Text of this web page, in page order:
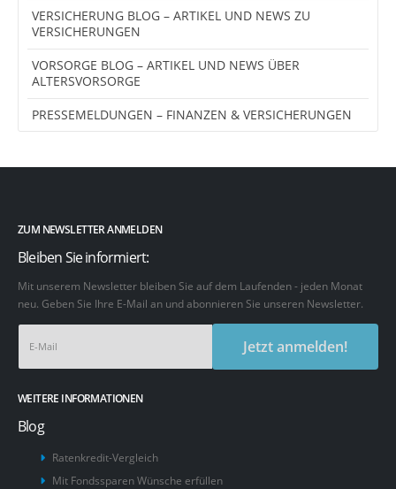
VERSICHERUNG BLOG – ARTIKEL UND NEWS ZU
VERSICHERUNGEN
VORSORGE BLOG – ARTIKEL UND NEWS ÜBER
ALTERSVORSORGE
PRESSEMELDUNGEN – FINANZEN & VERSICHERUNGEN
ZUM NEWSLETTER ANMELDEN
Bleiben Sie informiert:
Mit unserem Newsletter bleiben Sie auf dem Laufenden - jeden Monat
neu. Geben Sie Ihre E-Mail an und abonnieren Sie unseren Newsletter.
Jetzt anmelden!
WEITERE INFORMATIONEN
Blog
Ratenkredit-Vergleich
Mit Fondssparen Wünsche erfüllen